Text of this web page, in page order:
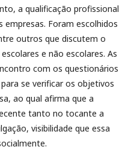
a qualificação profissional
empresas. Foram escolhidos
outros que discutem o
e não escolares. As
com os questionários
se verificar os objetivos
ao qual afirma que a
tanto no tocante a
visibilidade que essa